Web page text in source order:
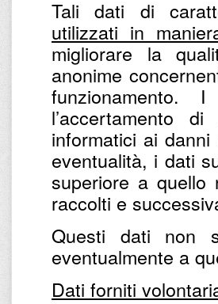
Tali dati di
utilizzati in
migliorare la
anonime
funzionamento.
l’accertamento
informatici ai
eventualità, i dati
superiore a
raccolti e
Questi dati non
eventualmente a
Dati forniti